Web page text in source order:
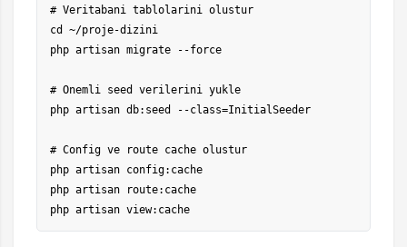
# Veritabani tablolarini olustur
cd ~/proje-dizini
php artisan migrate --force
# Onemli seed verilerini yukle
php artisan db:seed --class=InitialSeeder
# Config ve route cache olustur
php artisan config:cache
php artisan route:cache
php artisan view:cache